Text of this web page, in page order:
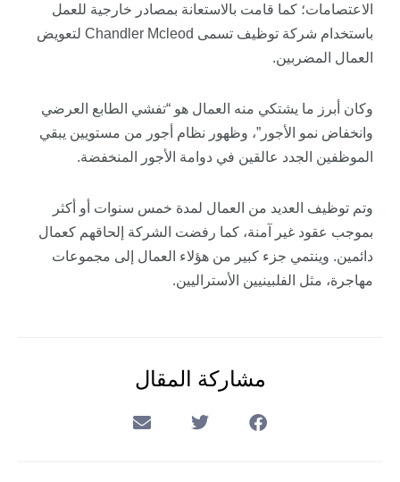
الاعتصامات؛ كما قامت بالاستعانة بمصادر خارجية للعمل
باستخدام شركة توظيف تسمى Chandler Mcleod لتعويض
العمال المضربين.
وكان أبرز ما يشتكي منه العمال هو “تفشي الطابع العرضي
وانخفاض نمو الأجور”، وظهور نظام أجور من مستويين يبقي
الموظفين الجدد عالقين في دوامة الأجور المنخفضة.
وتم توظيف العديد من العمال لمدة خمس سنوات أو أكثر
بموجب عقود غير آمنة، كما رفضت الشركة إلحاقهم كعمال
دائمين. وينتمي جزء كبير من هؤلاء العمال إلى مجموعات
مهاجرة، مثل الفلبينيين الأستراليين.
مشاركة المقال